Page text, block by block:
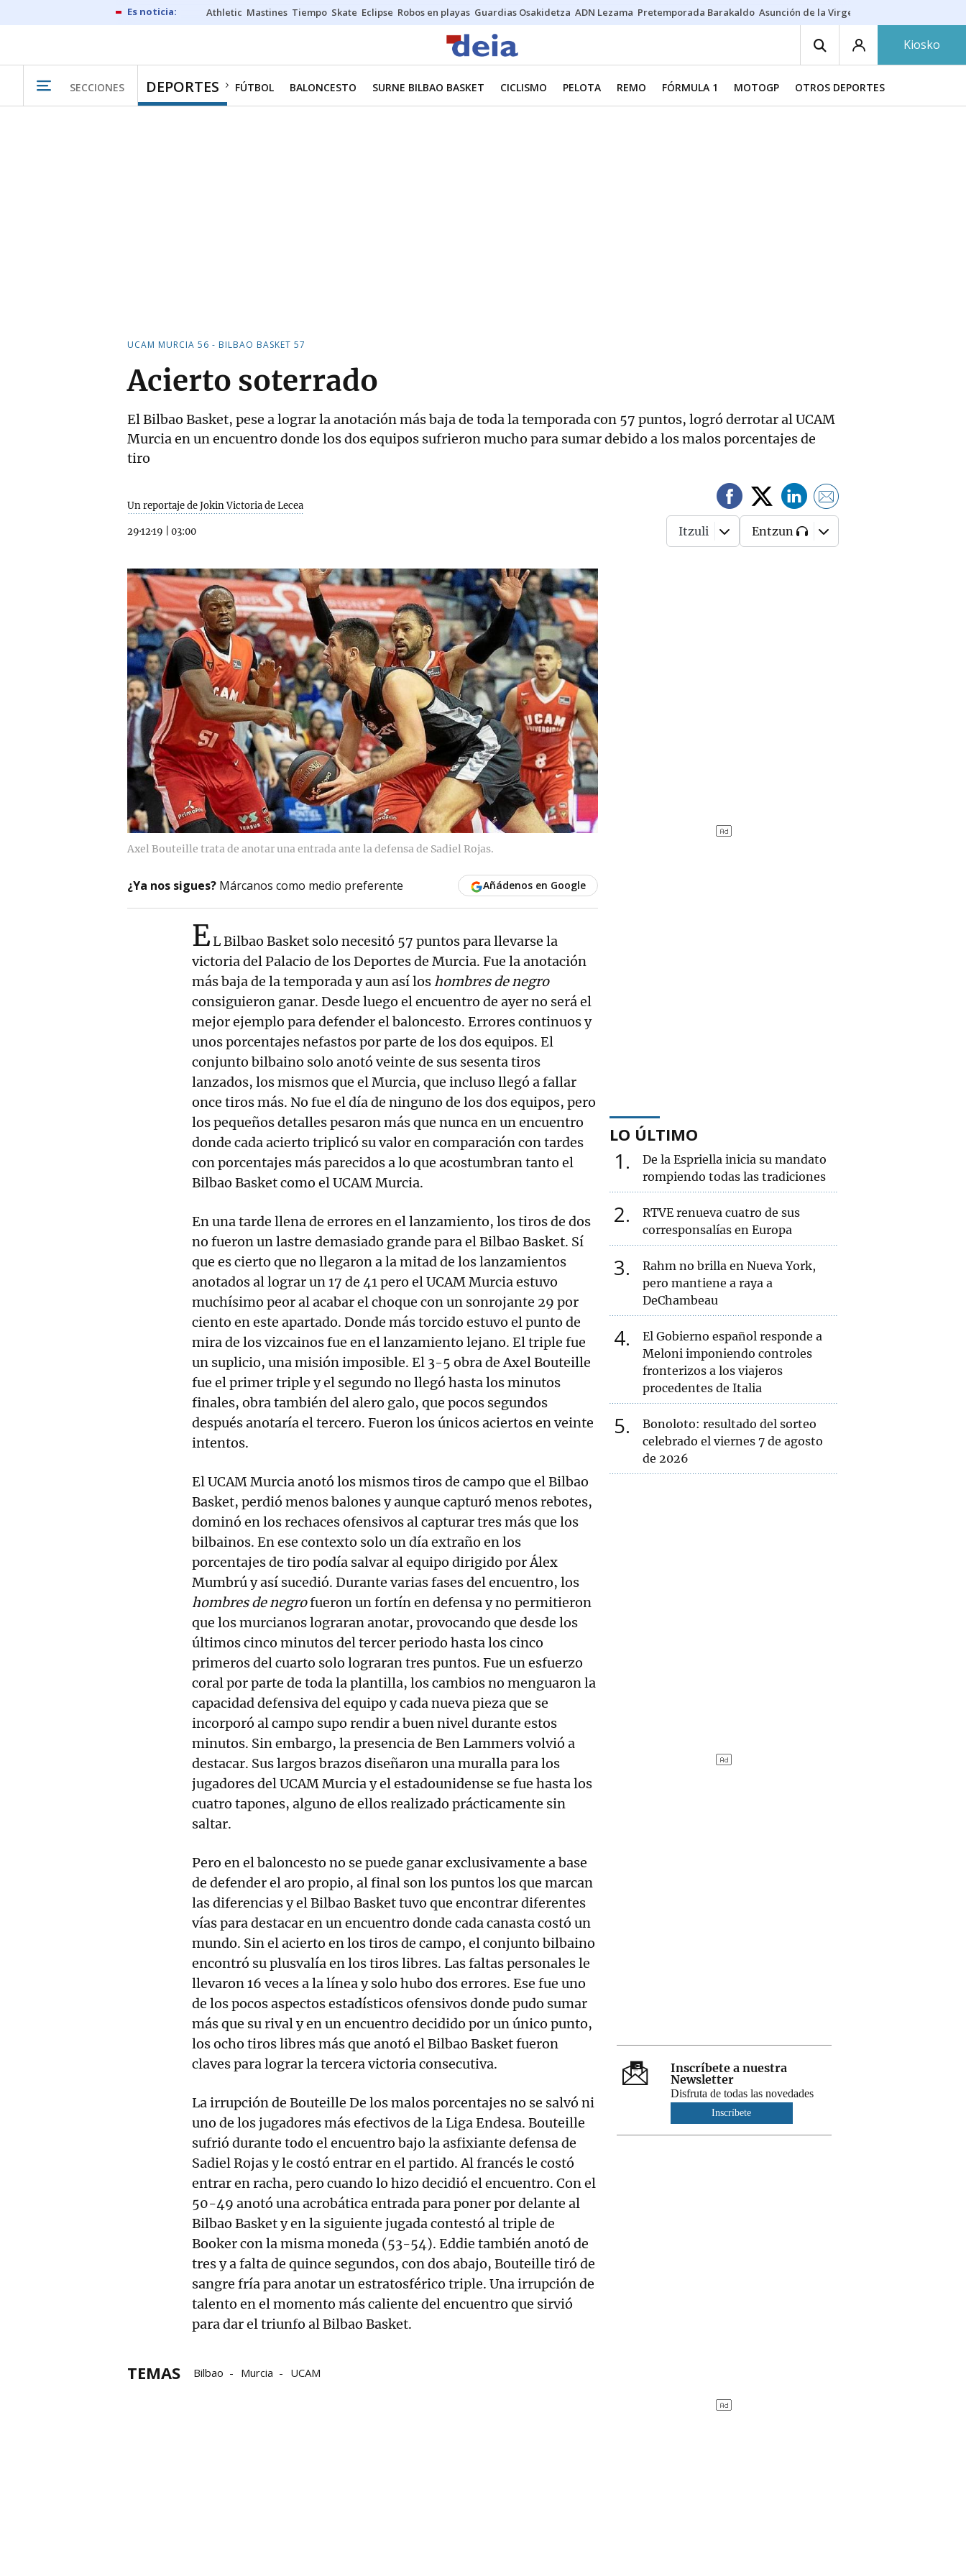
Athletic Mastines Tiempo Skate Eclipse Robos en playas Guardias Osakidetza ADN Lezama Pretemporada Barakaldo Asunción de la Virgen
Kiosko
SECCIONES DEPORTES FÚTBOL BALONCESTO SURNE BILBAO BASKET CICLISMO PELOTA REMO FÓRMULA 1 MOTOGP OTROS DEPORTES
UCAM MURCIA 56 - BILBAO BASKET 57
Acierto soterrado
El Bilbao Basket, pese a lograr la anotación más baja de toda la temporada con 57 puntos, logró derrotar al UCAM
Murcia en un encuentro donde los dos equipos sufrieron mucho para sumar debido a los malos porcentajes de
tiro
Un reportaje de Jokin Victoria de Lecea
29·12·19 03:00 Itzuli Entzun
Axel Bouteille trata de anotar una entrada ante la defensa de Sadiel Rojas.
¿Ya nos sigues? Márcanos como medio preferente Añádenos en Google
EL Bilbao Basket solo necesitó 57 puntos para llevarse la
victoria del Palacio de los Deportes de Murcia. Fue la anotación
más baja de la temporada y aun así loshombres de negro
consiguieron ganar. Desde luego el encuentro de ayer no será el
mejor ejemplo para defender el baloncesto. Errores continuos y
unos porcentajes nefastos por parte de los dos equipos. El
conjunto bilbaino solo anotó veinte de sus sesenta tiros
lanzados, los mismos que el Murcia, que incluso llegó a fallar
once tiros más. No fue el día de ninguno de los dos equipos, pero
los pequeños detalles pesaron más que nunca en un encuentro
donde cada acierto triplicó su valor en comparación con tardes
con porcentajes más parecidos a lo que acostumbran tanto el
Bilbao Basket como el UCAM Murcia.
En una tarde llena de errores en el lanzamiento, los tiros de dos
no fueron un lastre demasiado grande para el Bilbao Basket. Sí
que es cierto que no llegaron a la mitad de los lanzamientos
anotados al lograr un 17 de 41 pero el UCAM Murcia estuvo
muchísimo peor al acabar el choque con un sonrojante 29 por
ciento en este apartado. Donde más torcido estuvo el punto de
mira de los vizcainos fue en el lanzamiento lejano. El triple fue
un suplicio, una misión imposible. El 3-5 obra de Axel Bouteille
fue el primer triple y el segundo no llegó hasta los minutos
finales, obra también del alero galo, que pocos segundos
después anotaría el tercero. Fueron los únicos aciertos en veinte
intentos.
El UCAM Murcia anotó los mismos tiros de campo que el Bilbao
Basket, perdió menos balones y aunque capturó menos rebotes,
dominó en los rechaces ofensivos al capturar tres más que los
bilbainos. En ese contexto solo un día extraño en los
porcentajes de tiro podía salvar al equipo dirigido por Álex
Mumbrú y así sucedió. Durante varias fases del encuentro, los
hombres de negrofueron un fortín en defensa y no permitieron
que los murcianos lograran anotar, provocando que desde los
últimos cinco minutos del tercer periodo hasta los cinco
primeros del cuarto solo lograran tres puntos. Fue un esfuerzo
coral por parte de toda la plantilla, los cambios no menguaron la
capacidad defensiva del equipo y cada nueva pieza que se
incorporó al campo supo rendir a buen nivel durante estos
minutos. Sin embargo, la presencia de Ben Lammers volvió a
destacar. Sus largos brazos diseñaron una muralla para los
jugadores del UCAM Murcia y el estadounidense se fue hasta los
cuatro tapones, alguno de ellos realizado prácticamente sin
saltar.
Pero en el baloncesto no se puede ganar exclusivamente a base
de defender el aro propio, al final son los puntos los que marcan
las diferencias y el Bilbao Basket tuvo que encontrar diferentes
vías para destacar en un encuentro donde cada canasta costó un
mundo. Sin el acierto en los tiros de campo, el conjunto bilbaino
encontró su plusvalía en los tiros libres. Las faltas personales le
llevaron 16 veces a la línea y solo hubo dos errores. Ese fue uno
de los pocos aspectos estadísticos ofensivos donde pudo sumar
más que su rival y en un encuentro decidido por un único punto,
los ocho tiros libres más que anotó el Bilbao Basket fueron
claves para lograr la tercera victoria consecutiva.
La irrupción de Bouteille De los malos porcentajes no se salvó ni
uno de los jugadores más efectivos de la Liga Endesa. Bouteille
sufrió durante todo el encuentro bajo la asfixiante defensa de
Sadiel Rojas y le costó entrar en el partido. Al francés le costó
entrar en racha, pero cuando lo hizo decidió el encuentro. Con el
50-49 anotó una acrobática entrada para poner por delante al
Bilbao Basket y en la siguiente jugada contestó al triple de
Booker con la misma moneda (53-54). Eddie también anotó de
tres y a falta de quince segundos, con dos abajo, Bouteille tiró de
sangre fría para anotar un estratosférico triple. Una irrupción de
talento en el momento más caliente del encuentro que sirvió
para dar el triunfo al Bilbao Basket.
TEMAS Bilbao Murcia UCAM
LO ÚLTIMO
1
De la Espriella inicia su mandato
rompiendo todas las tradiciones
2
RTVE renueva cuatro de sus
corresponsalías en Europa
3
Rahm no brilla en Nueva York,
pero mantiene a raya a
DeChambeau
4
El Gobierno español responde a
Meloni imponiendo controles
fronterizos a los viajeros
procedentes de Italia
5
Bonoloto: resultado del sorteo
celebrado el viernes 7 de agosto
de 2026
Inscríbete a nuestra
Newsletter
Disfruta de todas las novedades
Inscríbete